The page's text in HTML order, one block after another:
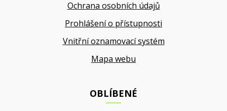
Ochrana osobních údajů
Prohlášení o přístupnosti
Vnitřní oznamovací systém
Mapa webu
OBLÍBENÉ